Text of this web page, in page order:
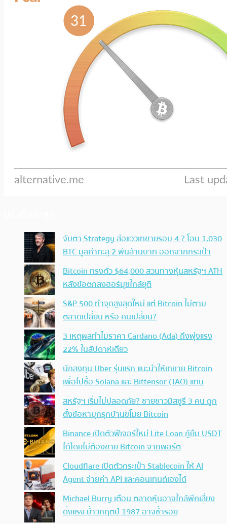
จับตา Strategy ส่อแววเทขายรอบ 4 ? โอน 1,030
BTC มูลค่าทะลุ 2 พันล้านบาท ออกจากกระเป๋า
Bitcoin ทรงตัว $64,000 สวนทางหุ้นสหรัฐฯ ATH
หลังข้อตกลงฮอร์มุซใกล้ยุติ
S&P 500 ทำจุดสูงสุดใหม่ แต่ Bitcoin ไม่ตาม
ตลาดเปลี่ยน หรือ คนเปลี่ยน?
3 เหตุผลทำไมราคา Cardano (Ada) ถึงพุ่งแรง
22% ในสัปดาห์เดียว
นักลงทุน Uber รุ่นแรก แนะนำให้เทขาย Bitcoin
เพื่อไปซื้อ Solana และ Bittensor (TAO) แทน
สหรัฐฯ เริ่มไม่ปลอดภัย? ชายชาวมิสซูรี 3 คน ถูก
ตั้งข้อหาบุกรุกบ้านขโมย Bitcoin
Binance เปิดตัวฟีเจอร์ใหม่ Lite Loan กู้ยืม USDT
ได้โดยไม่ต้องขาย Bitcoin จากพอร์ต
Cloudflare เปิดตัวกระเป๋า Stablecoin ให้ AI
Agent จ่ายค่า API และคอนเทนต์เองได้
Michael Burry เตือน ตลาดหุ้นอาจใกล้พีคเสี่ยง
ดิ่งแรง ย้ำวิกฤตปี 1987 อาจซ้ำรอย